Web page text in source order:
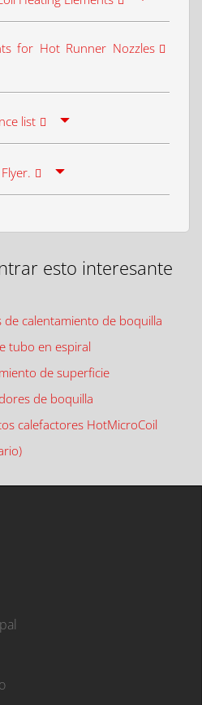
for Hot Runner Nozzles
list
esto interesante
de calentamiento de boquilla
tubo en espiral
de superficie
de boquilla
calefactores HotMicroCoil